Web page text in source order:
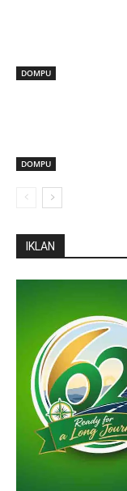
DOMPU
DOMPU
IKLAN